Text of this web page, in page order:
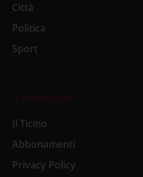
Città
Politica
Sport
Il settimanale
Il Ticino
Abbonamenti
Privacy Policy